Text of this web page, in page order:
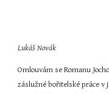
Lukáš Novák
Omlouvám se Romanu
záslužné bořitelské práce v